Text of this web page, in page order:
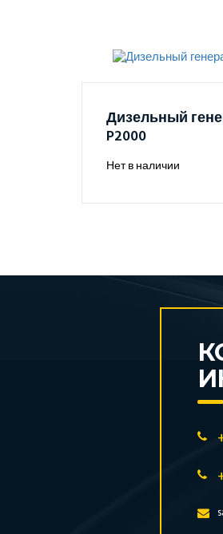
Дизельный
P2000
Нет в наличии